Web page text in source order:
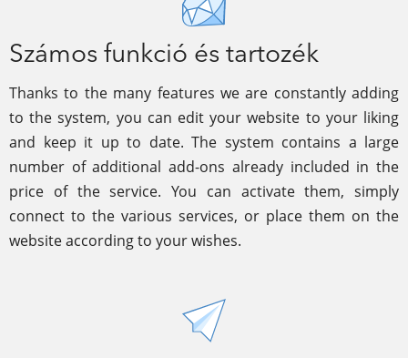
Számos funkció és tartozék
Thanks to the many features we are constantly adding
to the system, you can edit your website to your liking
and keep it up to date. The system contains a large
number of additional add-ons already included in the
price of the service. You can activate them, simply
connect to the various services, or place them on the
website according to your wishes.